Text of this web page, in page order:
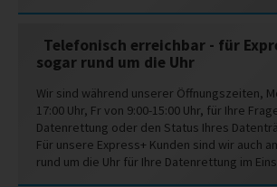
Telefonisch erreichbar - für
sogar rund um die Uhr
Wir sind während unserer Öffnungszeiten,
17:00 Uhr, Fr von 9:00-15:00 Uhr, für Ihre
Datenrettung oder den Status Ihres
Für unsere Express+ Kunden sind wir auch
rund um die Uhr für Ihre Datenrettung im